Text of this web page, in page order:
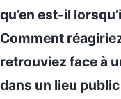
qu’en est-il
Comment
retrouviez face à
dans un lieu